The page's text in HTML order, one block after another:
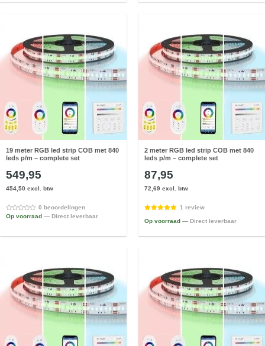
19 meter RGB led strip COB met 840
leds p/m – complete set
549,95
454,50 excl. btw
0 beoordelingen
Op voorraad — Direct leverbaar
2 meter RGB led strip COB met 840
leds p/m – complete set
87,95
72,69 excl. btw
1 review
Op voorraad — Direct leverbaar